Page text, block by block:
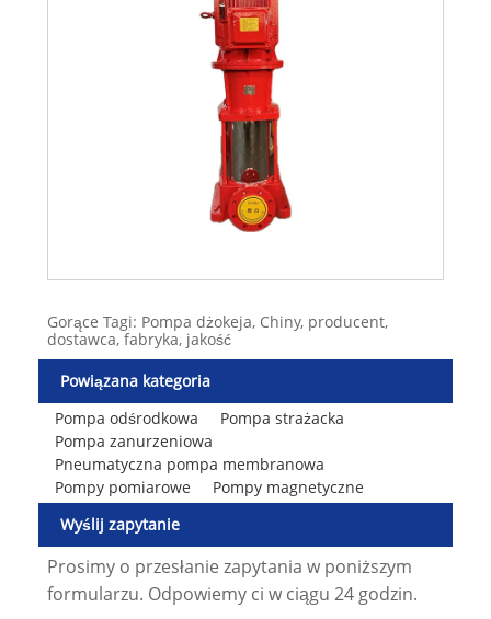
Gorące Tagi: Pompa dżokeja, Chiny, producent,
dostawca, fabryka, jakość
Powiązana kategoria
Pompa odśrodkowa
Pompa strażacka
Pompa zanurzeniowa
Pneumatyczna pompa membranowa
Pompy pomiarowe
Pompy magnetyczne
Wyślij zapytanie
Prosimy o przesłanie zapytania w poniższym
formularzu. Odpowiemy ci w ciągu 24 godzin.